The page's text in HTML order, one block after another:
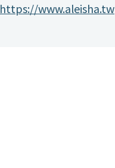
https://www.aleisha.tw